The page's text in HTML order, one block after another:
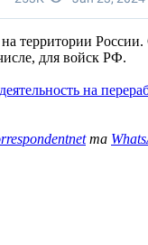
территории
для войск РФ.
на
та